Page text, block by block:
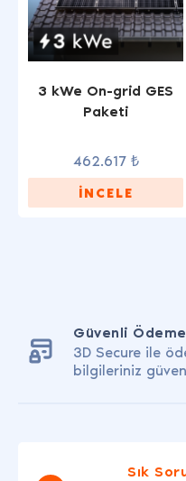
3 kWe On-grid GES
Paketi
462.617 ₺
İNCELE
Güvenli Ödeme
3D Secure ile
bilgileriniz
Sık